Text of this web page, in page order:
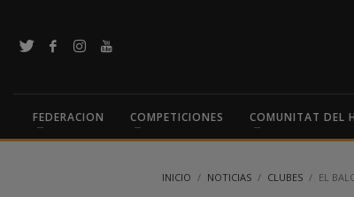
FEDERACION COMPETICIONES COMUNITAT DEL
INICIO NOTICIAS CLUBES EL